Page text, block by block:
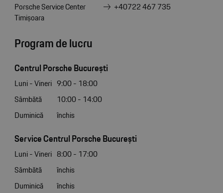
Porsche Service Center
Timișoara
+40722 467 735
Program de lucru
Centrul Porsche București
Luni - Vineri 9:00 - 18:00
Sâmbătă
10:00 - 14:00
Duminică
închis
Service Centrul Porsche București
Luni - Vineri 8:00 - 17:00
Sâmbătă
închis
Duminică
închis